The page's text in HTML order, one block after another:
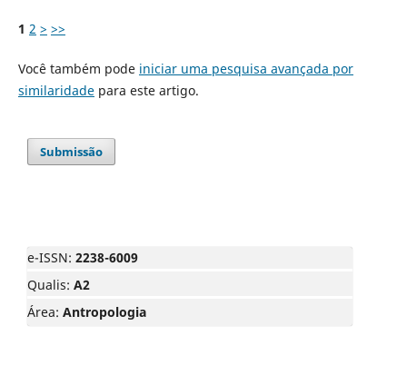
1 2 > >>
Você também pode iniciar uma pesquisa avançada por
similaridadepara este artigo.
Submissão
e-ISSN: 2238-6009
Qualis: A2
Área: Antropologia